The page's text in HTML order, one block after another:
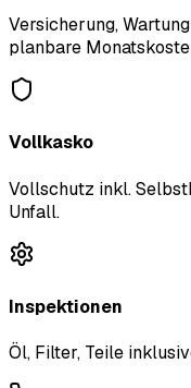
Versicherung,
planbare
Vollkasko
Vollschutz inkl.
Unfall.
Inspektionen
Öl, Filter, Teile